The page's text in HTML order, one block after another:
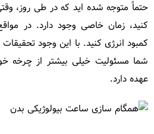
حتماً متوجه شده اید که در طی روز،
کنید، زمان خاصی وجود دارد. در
کمبود انرژی کنید. با این وجود
شما مسئولیت خیلی بیشتر از چرخه
عهده دارد.